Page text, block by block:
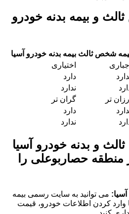
و بیمه بدنه خودرو
شخص ثالث بیمه بدنه خودرو آسیا
اجباری
اختیاری
دارد
ندارد
ارزان تر
گران تر
دارد
ندارد
و بدنه خودرو آسیا
حصاربوعلی را
می توانید به سایت رسمی بیمه
وارد کردن اطلاعات خودرو، قیمت